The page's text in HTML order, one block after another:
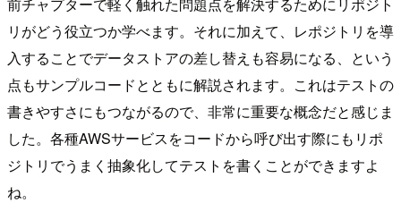
リがどう役立つか学べます。それに加えて、レポジトリを導
入することでデータストアの差し替えも容易になる、という
点もサンプルコードとともに解説されます。これはテストの
書きやすさにもつながるので、非常に重要な概念だと感じま
した。各種AWSサービスをコードから呼び出す際にもリポ
ジトリでうまく抽象化してテストを書くことができますよ
ね。